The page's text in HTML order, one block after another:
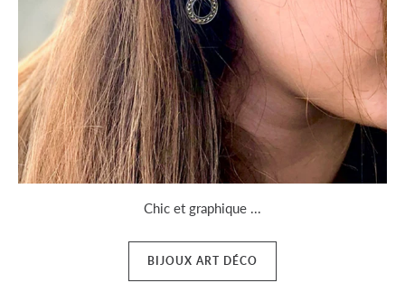
Chic et graphique ...
BIJOUX ART DÉCO